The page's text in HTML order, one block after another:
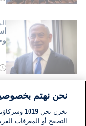
نحن نهتم
نخزن نحن1019
التصفح أو المعرفات